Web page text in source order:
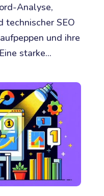
Analyse,
technischer SEO
und ihre
starke...